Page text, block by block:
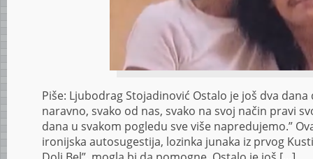
Piše: Ljubodrag Stojadinović Ostalo je još dva dana
naravno, svako od nas, svako na svoj način pravi
dana u svakom pogledu sve više napredujemo.”
ironijska autosugestija, lozinka junaka iz prvog